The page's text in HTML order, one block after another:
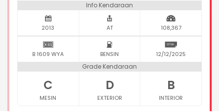
Info Kendaraan
2013 AT 108,367
B 1609 WYA BENSIN 12/12/2025
Grade Kendaraan
C
MESIN
D
EXTERIOR
B
INTERIOR